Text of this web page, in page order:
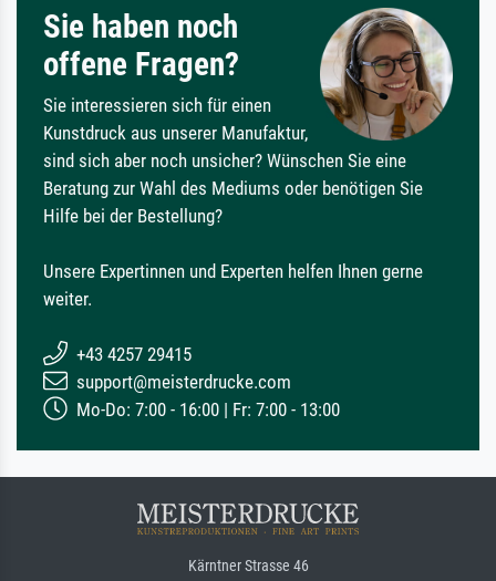
Sie haben noch
offene Fragen?
Sie interessieren sich für einen
Kunstdruck aus unserer Manufaktur,
sind sich aber noch unsicher? Wünschen Sie eine
Beratung zur Wahl des Mediums oder benötigen Sie
Hilfe bei der Bestellung?
Unsere Expertinnen und Experten helfen Ihnen gerne
weiter.
+43 4257 29415
support@meisterdrucke.com
Mo-Do: 7:00 - 16:00 | Fr: 7:00 - 13:00
Kärntner Strasse 46